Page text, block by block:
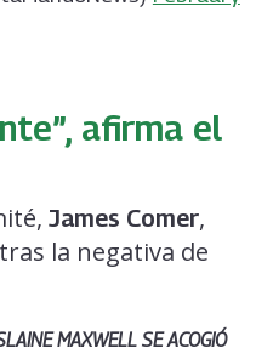
afirma el
James Comer,
la negativa de
MAXWELL SE ACOGIÓ